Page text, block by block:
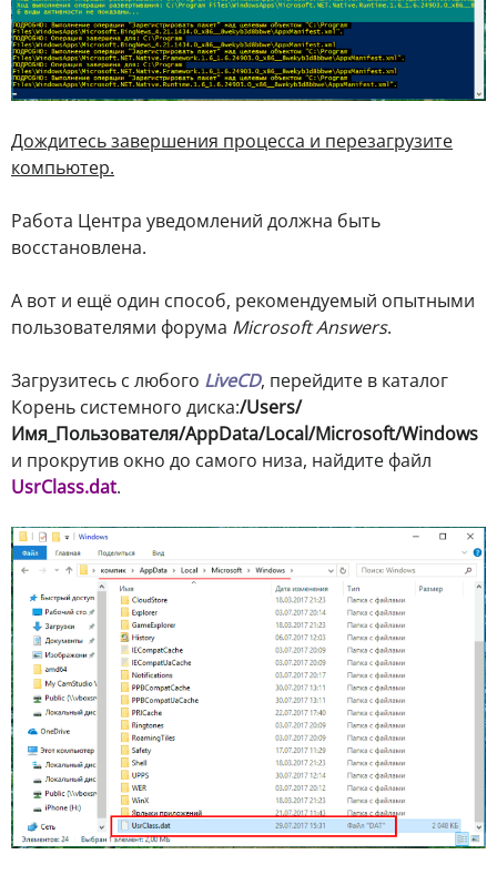
Дождитесь завершения процесса и перезагрузите
компьютер.
Работа Центра уведомлений должна быть
восстановлена.
А вот и ещё один способ, рекомендуемый опытными
пользователями форума Microsoft Answers.
Загрузитесь с любого LiveCD, перейдите в каталог
Корень системного диска:/Users/
Имя_Пользователя/AppData/Local/Microsoft/Windows
и прокрутив окно до самого низа, найдите файл
UsrClass.dat.